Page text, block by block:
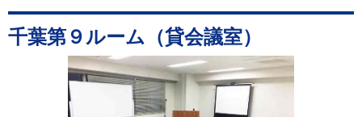
千葉第９ルーム（貸会議室）